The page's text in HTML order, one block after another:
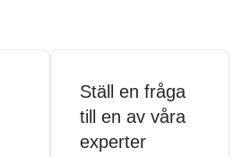
Ställ en fråga
till en av våra
experter